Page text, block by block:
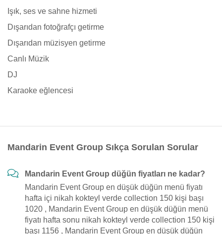
Işık, ses ve sahne hizmeti
Dışarıdan fotoğrafçı getirme
Dışarıdan müzisyen getirme
Canlı Müzik
DJ
Karaoke eğlencesi
Mandarin Event Group Sıkça Sorulan Sorular
Mandarin Event Group düğün fiyatları ne kadar?
Mandarin Event Group en düşük düğün menü fiyatı
hafta içi nikah kokteyl verde collection 150 kişi başı
1020 , Mandarin Event Group en düşük düğün menü
fiyatı hafta sonu nikah kokteyl verde collection 150 kişi
başı 1156 , Mandarin Event Group en düşük düğün